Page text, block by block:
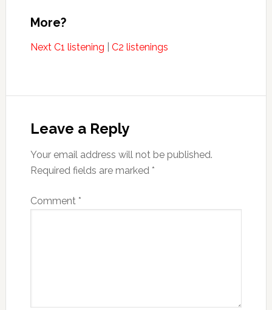
More?
Next C1 listening C2 listenings
Leave a Reply
Your email address will not be published.
Required fields are marked *
Comment *